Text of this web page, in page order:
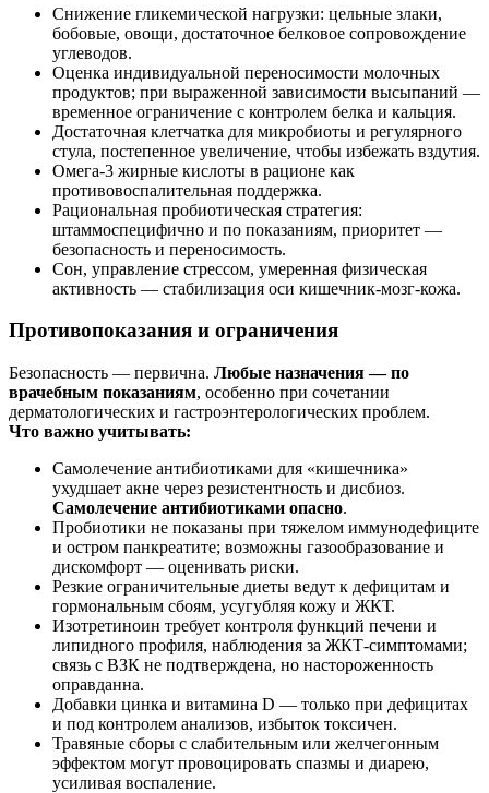
Снижение гликемической нагрузки: цельные злаки,
бобовые, овощи, достаточное белковое сопровождение
углеводов.
Оценка индивидуальной переносимости молочных
продуктов; при выраженной зависимости высыпаний —
временное ограничение с контролем белка и кальция.
Достаточная клетчатка для микробиоты и регулярного
стула, постепенное увеличение, чтобы избежать вздутия.
Омега‑3 жирные кислоты в рационе как
противовоспалительная поддержка.
Рациональная пробиотическая стратегия:
штаммоспецифично и по показаниям, приоритет —
безопасность и переносимость.
Сон, управление стрессом, умеренная физическая
активность — стабилизация оси кишечник‑мозг‑кожа.
Противопоказания и ограничения
Безопасность — первична. Любые назначения — по
врачебным показаниям, особенно при сочетании
дерматологических и гастроэнтерологических проблем.
Что важно учитывать:
Самолечение антибиотиками для «кишечника»
ухудшает акне через резистентность и дисбиоз.
Самолечение антибиотиками опасно.
Пробиотики не показаны при тяжелом иммунодефиците
и остром панкреатите; возможны газообразование и
дискомфорт — оценивать риски.
Резкие ограничительные диеты ведут к дефицитам и
гормональным сбоям, усугубляя кожу и ЖКТ.
Изотретиноин требует контроля функций печени и
липидного профиля, наблюдения за ЖКТ‑симптомами;
связь с ВЗК не подтверждена, но настороженность
оправданна.
Добавки цинка и витамина D — только при дефицитах
и под контролем анализов, избыток токсичен.
Травяные сборы с слабительным или желчегонным
эффектом могут провоцировать спазмы и диарею,
усиливая воспаление.